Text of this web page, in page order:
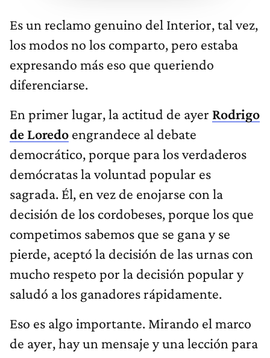
Es un reclamo genuino del Interior, tal vez,
los modos no los comparto, pero estaba
expresando más eso que queriendo
diferenciarse.
En primer lugar, la actitud de ayer Rodrigo
de Loredo engrandece al debate
democrático, porque para los verdaderos
demócratas la voluntad popular es
sagrada. Él, en vez de enojarse con la
decisión de los cordobeses, porque los que
competimos sabemos que se gana y se
pierde, aceptó la decisión de las urnas con
mucho respeto por la decisión popular y
saludó a los ganadores rápidamente.
Eso es algo importante. Mirando el marco
de ayer, hay un mensaje y una lección para